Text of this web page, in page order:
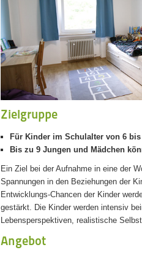
Zielgruppe
Für Kinder im Schulalter von 6 bis
Bis zu 9 Jungen und Mädchen
Ein Ziel bei der Aufnahme in eine der
Spannungen in den Beziehungen der
Entwicklungs-Chancen der Kinder
gestärkt. Die Kinder werden intensiv
Lebensperspektiven, realistische
Angebot